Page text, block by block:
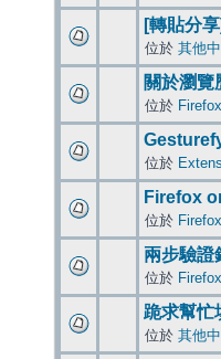
[轉貼分
位於 其他
關於瀏覽
位於 Firefox
位於
Firefox
位於 Firefox
兩步驗證
位於 Firefox
跪求幫忙
位於 其他